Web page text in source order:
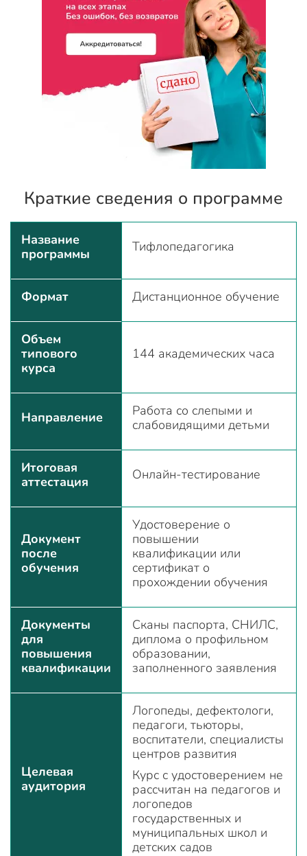
Краткие сведения о программе
Название
программы
Тифлопедагогика
Формат Дистанционное обучение
Объем
типового
курса
144 академических часа
Направление
Работа со слепыми и
слабовидящими детьми
Итоговая
аттестация
Онлайн-тестирование
Документ
после
обучения
Удостоверение о
повышении
квалификации или
сертификат о
прохождении обучения
Документы
для
повышения
квалификации
Сканы паспорта, СНИЛС,
диплома о профильном
образовании,
заполненного заявления
Целевая
аудитория
Логопеды, дефектологи,
педагоги, тьюторы,
воспитатели, специалисты
центров развития
Курс с удостоверением не
рассчитан на педагогов и
логопедов
государственных и
муниципальных школ и
детских садов